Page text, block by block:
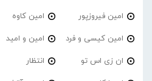
امین فیروزپور امین کاوه
امین کیسی و فرد امین و امید
ان زی اس تو انتظار